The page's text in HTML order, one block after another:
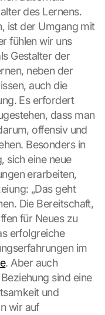
des Lernens.
ist der Umgang mit
fühlen wir uns
Gestalter der
neben der
auch die
Es erfordert
dass man
offensiv und
Besonders in
sich eine neue
erarbeiten,
„Das geht
Die Bereitschaft,
für Neues zu
erfolgreiche
im
. Aber auch
sind eine
und
wir auf